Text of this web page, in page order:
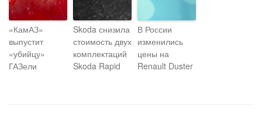
«КамАЗ»
выпустит
«убийцу»
ГАЗели
Skoda снизила
стоимость двух
комплектаций
Skoda Rapid
В России
изменились
цены на
Renault Duster